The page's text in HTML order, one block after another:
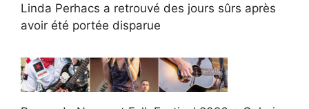
Linda Perhacs a retrouvé des jours sûrs après
avoir été portée disparue